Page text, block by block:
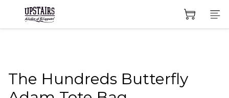
The Hundreds Butterfly